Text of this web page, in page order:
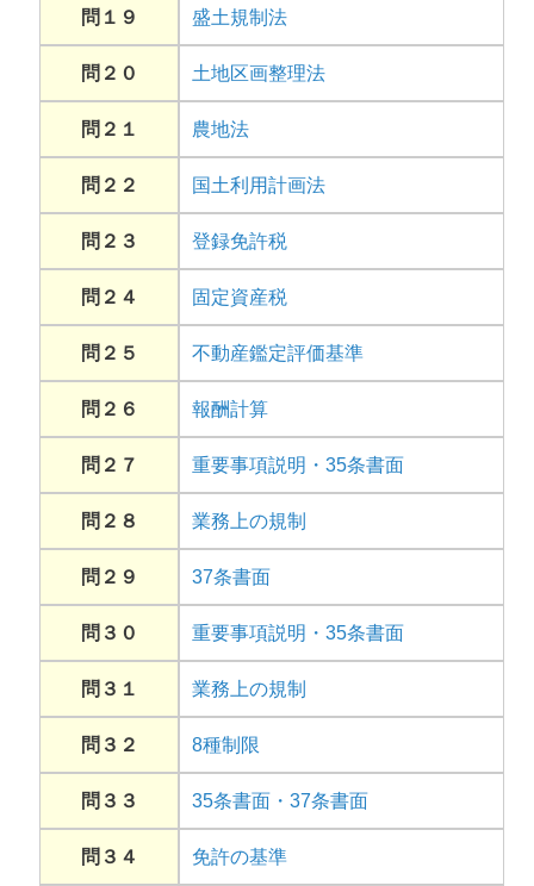
問１９ 盛土規制法
問２０ 土地区画整理法
問２１ 農地法
問２２ 国土利用計画法
問２３ 登録免許税
問２４ 固定資産税
問２５ 不動産鑑定評価基準
問２６ 報酬計算
問２７ 重要事項説明・35条書面
問２８ 業務上の規制
問２９ 37条書面
問３０ 重要事項説明・35条書面
問３１ 業務上の規制
問３２ 8種制限
問３３ 35条書面・37条書面
問３４ 免許の基準